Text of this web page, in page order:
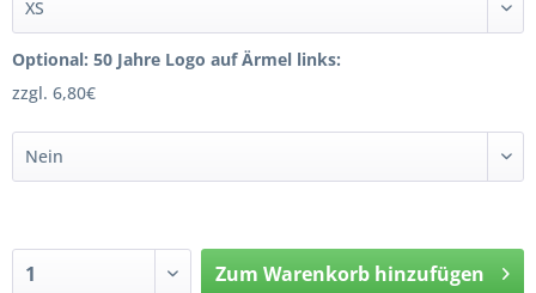
Optional: 50 Jahre Logo auf Ärmel links:
zzgl. 6,80€
Zum Warenkorb hinzufügen